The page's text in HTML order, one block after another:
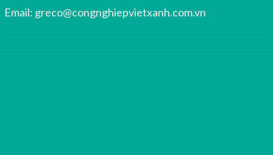
Email: greco@congnghiepvietxanh.com.vn